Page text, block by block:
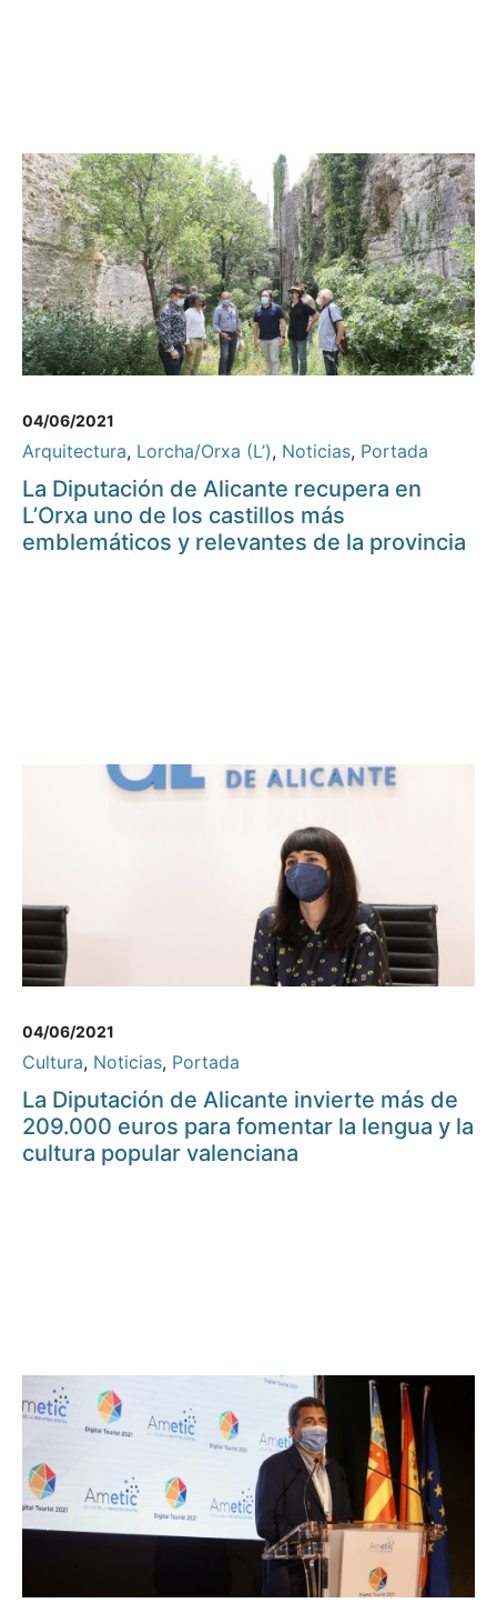
04/06/2021
Arquitectura, Lorcha/Orxa (L’), Noticias, Portada
La Diputación de Alicante recupera en
L’Orxa uno de los castillos más
emblemáticos y relevantes de la provincia
04/06/2021
Cultura, Noticias, Portada
La Diputación de Alicante invierte más de
209.000 euros para fomentar la lengua y la
cultura popular valenciana